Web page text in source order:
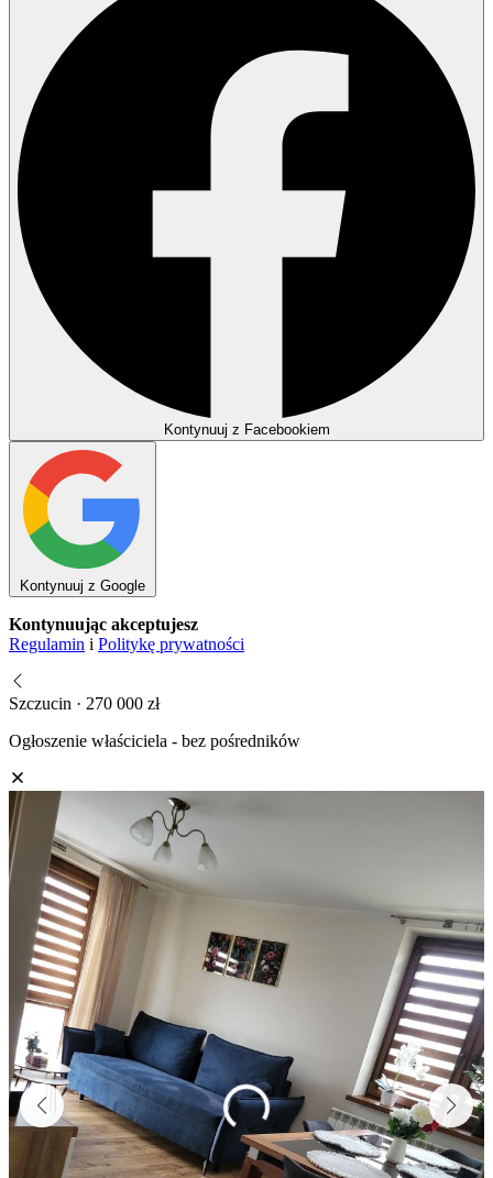
Kontynuuj z Facebookiem
Kontynuuj z Google
Kontynuując akceptujesz
Regulamin i Politykę prywatności
Szczucin · 270 000 zł
Ogłoszenie właściciela - bez pośredników